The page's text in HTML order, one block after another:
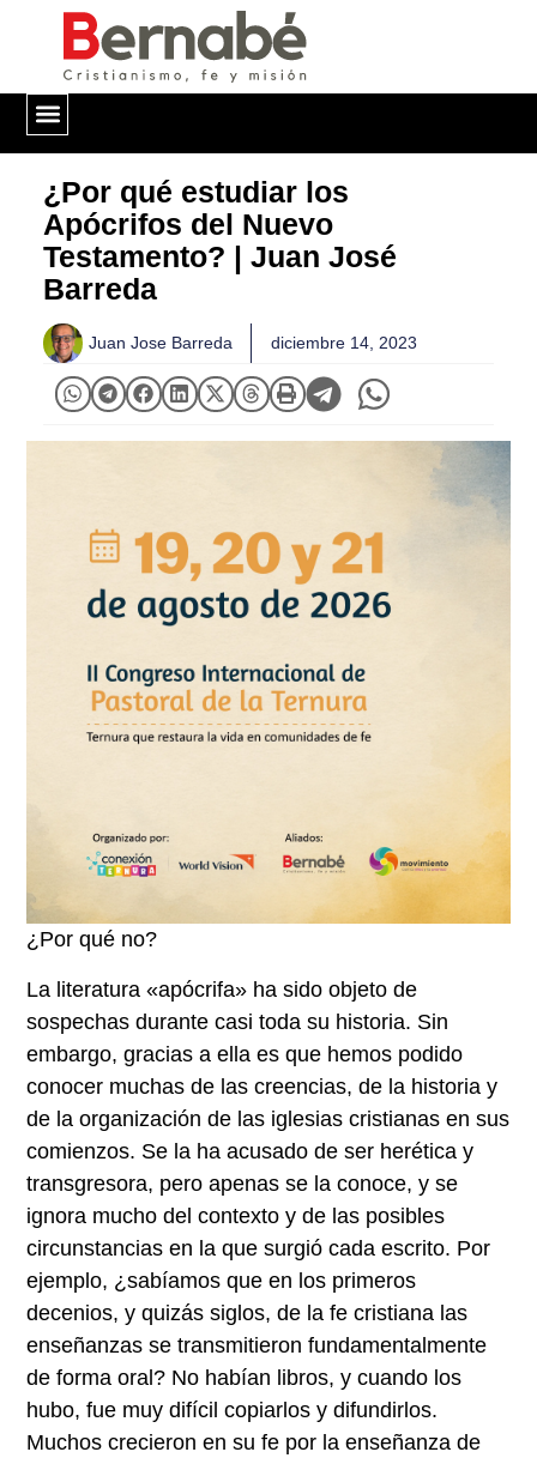
¿Por qué estudiar los
Apócrifos del Nuevo
Testamento? | Juan José
Barreda
Juan Jose Barreda diciembre 14, 2023
¿Por qué no?
La literatura «apócrifa» ha sido objeto de
sospechas durante casi toda su historia. Sin
embargo, gracias a ella es que hemos podido
conocer muchas de las creencias, de la historia y
de la organización de las iglesias cristianas en sus
comienzos. Se la ha acusado de ser herética y
transgresora, pero apenas se la conoce, y se
ignora mucho del contexto y de las posibles
circunstancias en la que surgió cada escrito. Por
ejemplo, ¿sabíamos que en los primeros
decenios, y quizás siglos, de la fe cristiana las
enseñanzas se transmitieron fundamentalmente
de forma oral? No habían libros, y cuando los
hubo, fue muy difícil copiarlos y difundirlos.
Muchos crecieron en su fe por la enseñanza de